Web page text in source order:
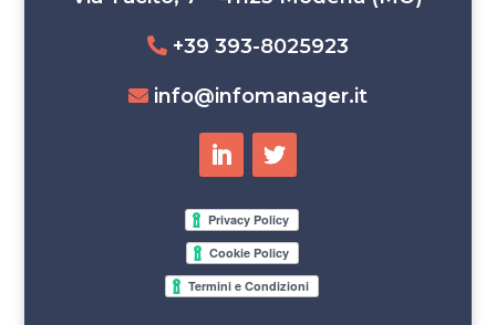
+39 393-8025923
info@infomanager.it